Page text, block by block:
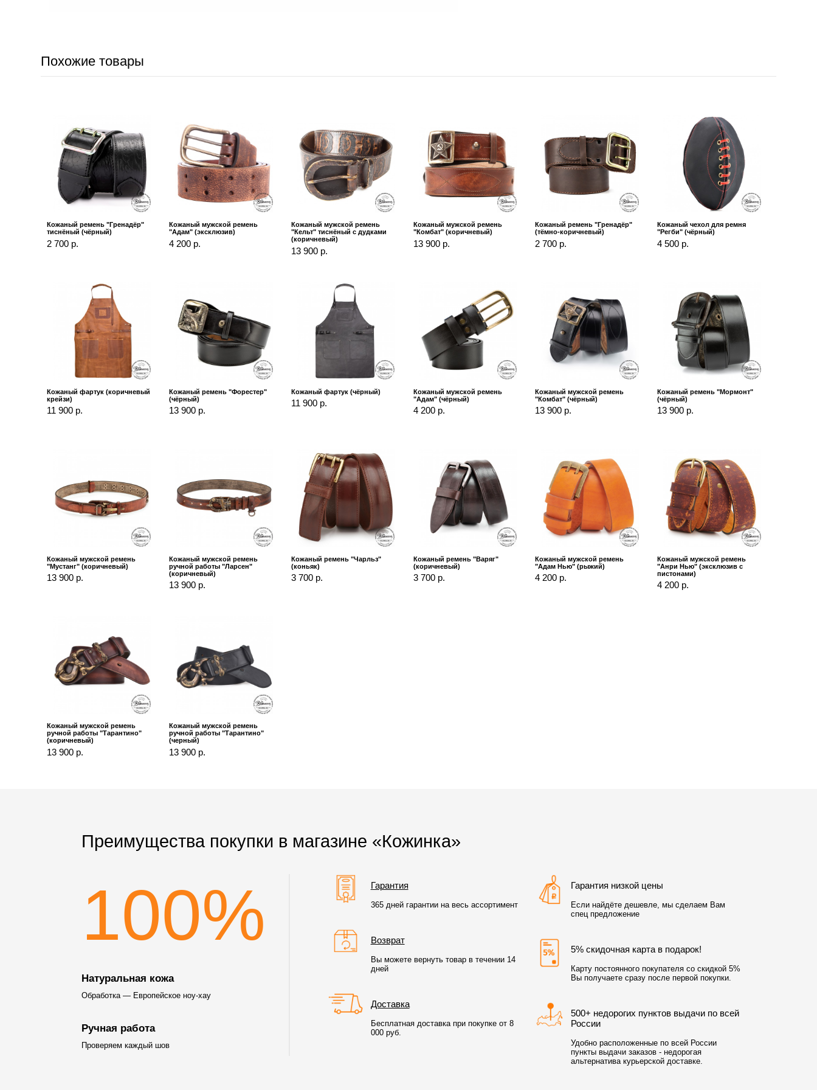
Похожие товары
Кожаный ремень "Гренадёр"
тиснёный (чёрный)
2 700 р.
Кожаный мужской ремень
"Адам" (эксклюзив)
4 200 р.
Кожаный мужской ремень
"Кельт" тиснёный с дудками
(коричневый)
13 900 р.
Кожаный мужской ремень
"Комбат" (коричневый)
13 900 р.
Кожаный ремень "Гренадёр"
(тёмно-коричневый)
2 700 р.
Кожаный чехол для ремня
"Регби" (чёрный)
4 500 р.
Кожаный фартук (коричневый
крейзи)
11 900 р.
Кожаный ремень "Форестер"
(чёрный)
13 900 р.
Кожаный фартук (чёрный)
11 900 р.
Кожаный мужской ремень
"Адам" (чёрный)
4 200 р.
Кожаный мужской ремень
"Комбат" (чёрный)
13 900 р.
Кожаный ремень "Мормонт"
(чёрный)
13 900 р.
Кожаный мужской ремень
"Мустанг" (коричневый)
13 900 р.
Кожаный мужской ремень
ручной работы "Ларсен"
(коричневый)
13 900 р.
Кожаный ремень "Чарльз"
(коньяк)
3 700 р.
Кожаный ремень "Варяг"
(коричневый)
3 700 р.
Кожаный мужской ремень
"Адам Нью" (рыжий)
4 200 р.
Кожаный мужской ремень
"Анри Нью" (эксклюзив с
пистонами)
4 200 р.
Кожаный мужской ремень
ручной работы "Тарантино"
(коричневый)
13 900 р.
Кожаный мужской ремень
ручной работы "Тарантино"
(черный)
13 900 р.
Преимущества покупки в магазине «Кожинка»
100%
Натуральная кожа
Обработка — Европейское ноу-хау
Ручная работа
Проверяем каждый шов
Гарантия
365 дней гарантии на весь ассортимент
Возврат
Вы можете вернуть товар в течении 14
дней
Доставка
Бесплатная доставка при покупке от 8
000 руб.
Гарантия низкой цены
Если найдёте дешевле, мы сделаем Вам
спец предложение
5% скидочная карта в подарок!
Карту постоянного покупателя со скидкой 5%
Вы получаете сразу после первой покупки.
500+ недорогих пунктов выдачи по всей
России
Удобно расположенные по всей России
пункты выдачи заказов - недорогая
альтернатива курьерской доставке.